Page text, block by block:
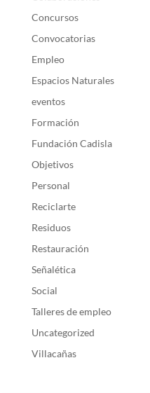
Concursos
Convocatorias
Empleo
Espacios Naturales
eventos
Formación
Fundación Cadisla
Objetivos
Personal
Reciclarte
Residuos
Restauración
Señalética
Social
Talleres de empleo
Uncategorized
Villacañas